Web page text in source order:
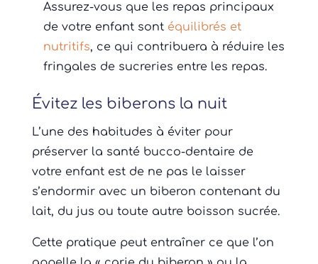
Assurez-vous que les repas principaux
de votre enfant sont équilibrés et
nutritifs, ce qui contribuera à réduire les
fringales de sucreries entre les repas.
Évitez les biberons la nuit
L’une des habitudes à éviter pour
préserver la santé bucco-dentaire de
votre enfant est de ne pas le laisser
s’endormir avec un biberon contenant du
lait, du jus ou toute autre boisson sucrée.
Cette pratique peut entraîner ce que l’on